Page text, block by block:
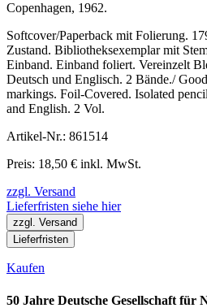
Copenhagen, 1962.
Softcover/Paperback mit Folierung.
Zustand. Bibliotheksexemplar mit
Einband. Einband foliert. Vereinzelt
Deutsch und Englisch. 2 Bände./
markings. Foil-Covered. Isolated
and English. 2 Vol.
Artikel-Nr.: 861514
Preis: 18,50 € inkl. MwSt.
zzgl. Versand
Lieferfristen siehe hier
zzgl. Versand
Lieferfristen
Kaufen
50 Jahre Deutsche Gesellschaft für